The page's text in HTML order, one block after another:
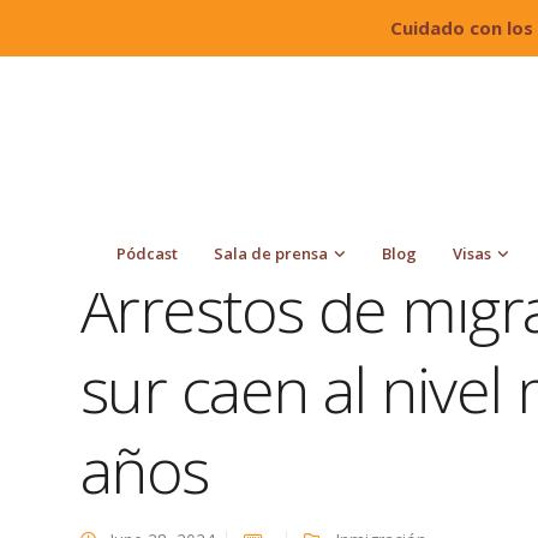
Cuidado con
Pódcast Sala de prensa Blog Visas
tres años
Arrestos de
sur caen al nivel
años